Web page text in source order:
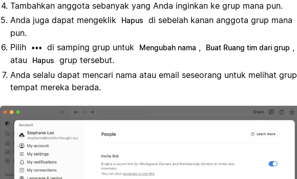
Tambahkan anggota sebanyak yang Anda inginkan ke grup mana pun.
Anda juga dapat mengeklik
Hapus
di sebelah kanan anggota grup mana
pun.
Pilih
••• di samping grup untuk Mengubah nama , Buat Ruang tim dari grup ,
atau
Hapus
grup tersebut.
Anda selalu dapat mencari nama atau email seseorang untuk melihat grup
tempat mereka berada.